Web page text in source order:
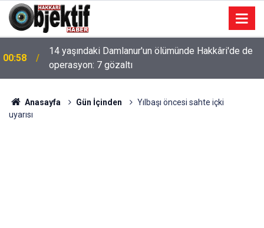
00:58
14 yaşındaki Damlanur'un ölümünde Hakkâri'de de
operasyon: 7 gözaltı
Anasayfa Gün İçinden
Yılbaşı öncesi sahte içki
uyarısı